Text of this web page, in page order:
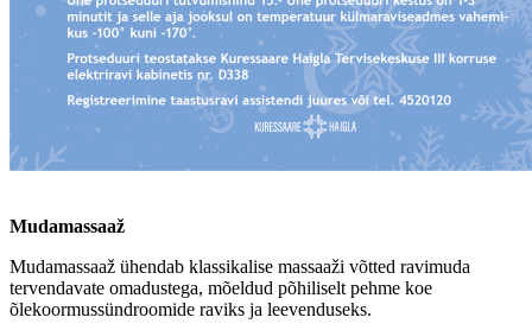
Mudamassaaž
Mudamassaaž ühendab klassikalise massaaži võtted ravimuda
tervendavate omadustega, mõeldud põhiliselt pehme koe
õlekoormussündroomide raviks ja leevenduseks.